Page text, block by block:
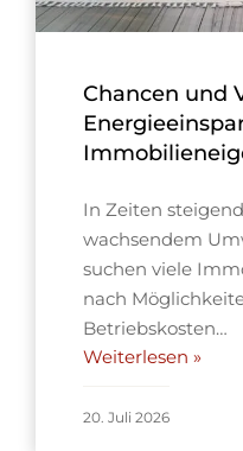
Chancen und
In Zeiten
wachsendem
suchen viele
nach
Betriebskosten…
Weiterlesen »
20. Juli 2026